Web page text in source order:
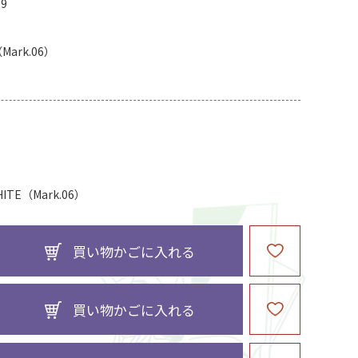
）
（Mark.06）
買い物かごに入れる
買い物かごに入れる